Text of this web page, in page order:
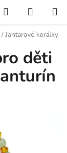
Hledat
KOŠÍK
/ Jantarové korálky
děti